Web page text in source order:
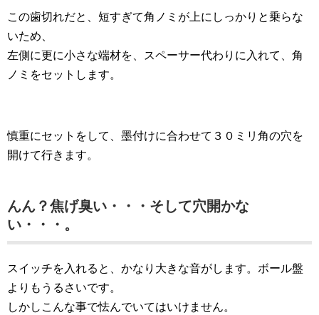
この歯切れだと、短すぎて角ノミが上にしっかりと乗らな
いため、
左側に更に小さな端材を、スペーサー代わりに入れて、角
ノミをセットします。
慎重にセットをして、墨付けに合わせて３０ミリ角の穴を
開けて行きます。
んん？焦げ臭い・・・そして穴開かな
い・・・。
スイッチを入れると、かなり大きな音がします。ボール盤
よりもうるさいです。
しかしこんな事で怯んでいてはいけません。